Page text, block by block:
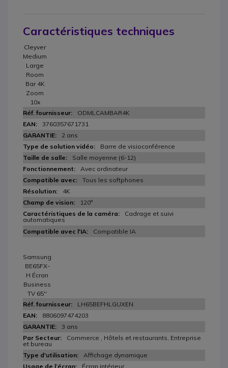
Caractéristiques techniques
Cleyver
Medium
Large
Room
Bar 4K
Zoom
10x
ODMLCAMBAR4K
3760357671731
2 ans
Barre de visioconférence
Salle moyenne (6-12)
Avec ordinateur
Tous les softphones
4K
120°
Cadrage et suivi
automatiques
Compatible IA
Samsung
BE65FX-
H Écran
Business
TV 65''
LH65BEFHLGUXEN
8806097474203
3 ans
Commerce , Hôtels et restaurants, Entreprise
et bureau
Affichage dynamique
Écran intérieur